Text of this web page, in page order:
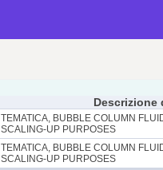
Descrizione
TEMATICA, BUBBLE COLUMN
SCALING-UP PURPOSES
TEMATICA, BUBBLE COLUMN
SCALING-UP PURPOSES